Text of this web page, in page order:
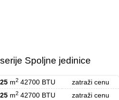
Spoljne jedinice
m2 42700 BTU
zatraži cenu
m2 42700 BTU
zatraži cenu